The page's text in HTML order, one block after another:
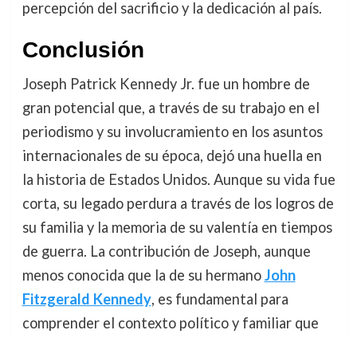
percepción del sacrificio y la dedicación al país.
Conclusión
Joseph Patrick Kennedy Jr. fue un hombre de
gran potencial que, a través de su trabajo en el
periodismo y su involucramiento en los asuntos
internacionales de su época, dejó una huella en
la historia de Estados Unidos. Aunque su vida fue
corta, su legado perdura a través de los logros de
su familia y la memoria de su valentía en tiempos
de guerra. La contribución de Joseph, aunque
menos conocida que la de su hermanoJohn
Fitzgerald Kennedy, es fundamental para
comprender el contexto político y familiar que